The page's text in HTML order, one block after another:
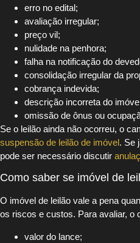
erro no edital;
avaliação irregular;
preço vil;
nulidade na penhora;
falha na notificação do
consolidação irregular da
cobrança indevida;
descrição incorreta do
omissão de ônus ou
Se o leilão ainda não ocorreu, o
suspensão de leilão de imóvel. Se
pode ser necessário discutir
Como saber se imóvel de
O imóvel de leilão vale a pena
os riscos e custos. Para avaliar, o
valor do lance;